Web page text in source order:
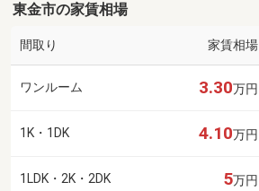
東金市の家賃相場
間取り 家賃相場
ワンルーム 3.30万円
1K・1DK 4.10万円
1LDK・2K・2DK 5万円